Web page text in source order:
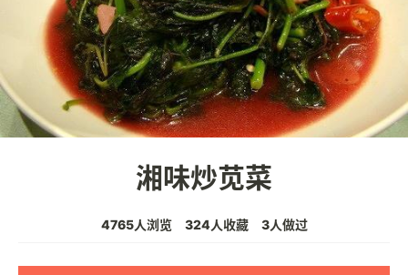
湘味炒苋菜
4765人浏览 324人收藏 3人做过